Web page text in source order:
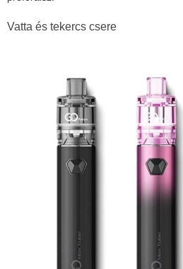
Vatta és tekercs csere